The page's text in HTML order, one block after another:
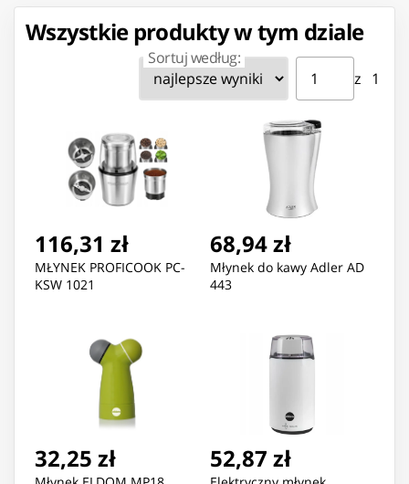
Wszystkie produkty w tym dziale
Sortuj według: Strona ⁨1⁩ z ⁨1⁩
z ⁨1⁩
Przejdź do strony
116,31 zł
MŁYNEK PROFICOOK PC-
KSW 1021
68,94 zł
Młynek do kawy Adler AD
443
32,25 zł 52,87 zł